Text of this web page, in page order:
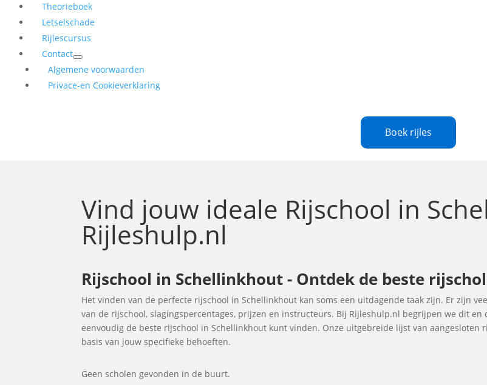
Theorieboek
Letselschade
Rijlescursus
Contact
Algemene voorwaarden
Privace-en Cookieverklaring
Boek rijles
Vind jouw ideale Rijschool in
Rijleshulp.nl
Rijschool in Schellinkhout - Ontdek de beste
Het vinden van de perfecte rijschool in Schellinkhout kan soms een uitdagende taak zijn. Er zijn
van de rijschool, slagingspercentages, prijzen en instructeurs. Bij Rijleshulp.nl begrijpen we dit
eenvoudig de beste rijschool in Schellinkhout kunt vinden. Onze uitgebreide lijst van aangesloten
basis van jouw specifieke behoeften.
Geen scholen gevonden in de buurt.